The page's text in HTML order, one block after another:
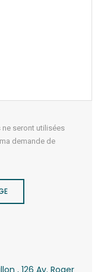
seront utilisées
demande de
, 126 Av. Roger